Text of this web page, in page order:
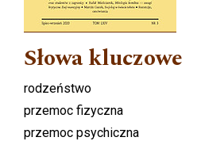
Słowa kluczowe
rodzeństwo
przemoc fizyczna
przemoc psychiczna